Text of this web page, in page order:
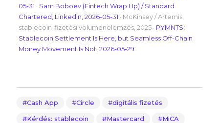
05-31 · Sam Boboev (Fintech Wrap Up) / Standard
Chartered, LinkedIn, 2026-05-31 · McKinsey / Artemis,
stablecoin-fizetési volumenelemzés, 2025 · PYMNTS:
Stablecoin Settlement Is Here, but Seamless Off-Chain
Money Movement Is Not, 2026-05-29
Cash App Circle digitális fizetés
Kérdés: stablecoin Mastercard MiCA